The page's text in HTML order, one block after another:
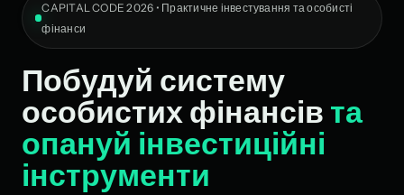
CAPITAL CODE2026 • Практичне інвестування та особисті
фінанси
Побудуй систему
особистих фінансів та
опануй інвестиційні
інструменти